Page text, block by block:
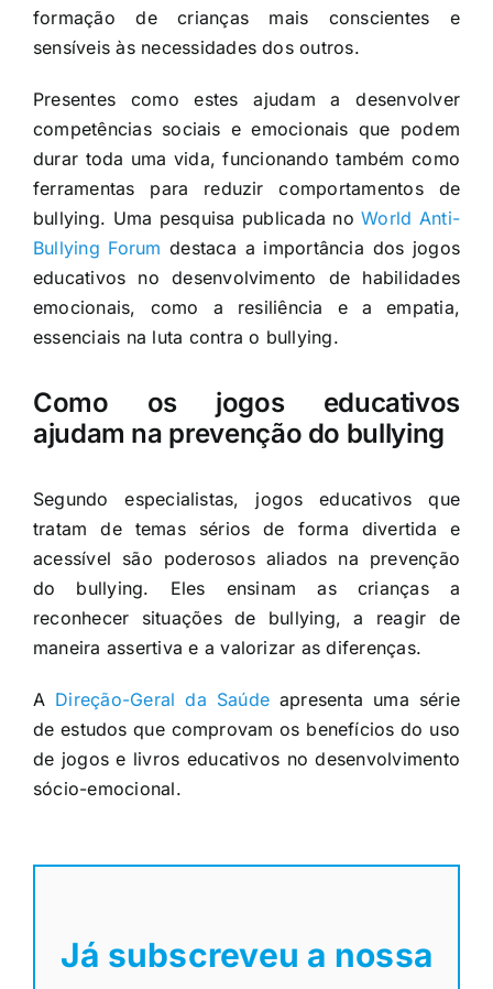
formação de crianças mais conscientes e
sensíveis às necessidades dos outros.
Presentes como estes ajudam a desenvolver
competências sociais e emocionais que podem
durar toda uma vida, funcionando também como
ferramentas para reduzir comportamentos de
bullying. Uma pesquisa publicada noWorld Anti-
Bullying Forum destaca a importância dos jogos
educativos no desenvolvimento de habilidades
emocionais, como a resiliência e a empatia,
essenciais na luta contra o bullying.
Como os jogos educativos
ajudam na prevenção do bullying
Segundo especialistas, jogos educativos que
tratam de temas sérios de forma divertida e
acessível são poderosos aliados na prevenção
do bullying. Eles ensinam as crianças a
reconhecer situações de bullying, a reagir de
maneira assertiva e a valorizar as diferenças.
A Direção-Geral da Saúdeapresenta uma série
de estudos que comprovam os benefícios do uso
de jogos e livros educativos no desenvolvimento
sócio-emocional.
Já subscreveu a nossa